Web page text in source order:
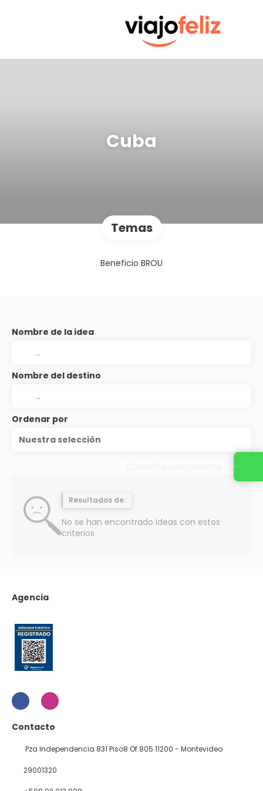
Cuba
Temas
Beneficio BROU
Nombre de la idea
Nombre del destino
Ordenar por
Nuestra selección
Resultados de:
No se han encontrado ideas con estos
criterios
Agencia
Contacto
Pza Independencia 831 Piso8 Of.805 11200 - Montevideo
29001320